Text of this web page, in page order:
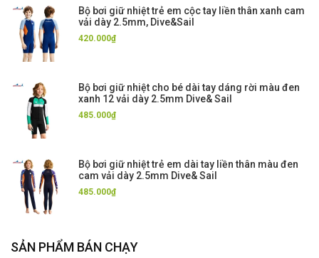
Bộ bơi giữ nhiệt trẻ em cộc tay liền thân xanh cam
vải dày 2.5mm, Dive&Sail
420.000₫
Bộ bơi giữ nhiệt cho bé dài tay dáng rời màu đen
xanh 12 vải dày 2.5mm Dive& Sail
485.000₫
Bộ bơi giữ nhiệt trẻ em dài tay liền thân màu đen
cam vải dày 2.5mm Dive& Sail
485.000₫
SẢN PHẨM BÁN CHẠY